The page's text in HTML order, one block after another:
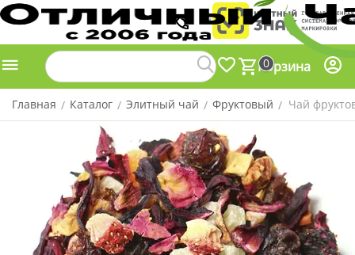
0
Корзина
Главная / Каталог / Элитный чай / Фруктовый / Чай